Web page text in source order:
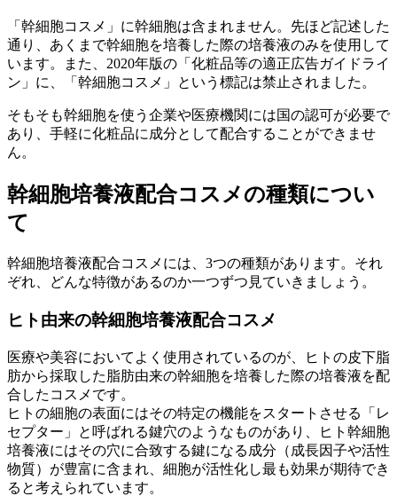
「幹細胞コスメ」に幹細胞は含まれません。先ほど記述した
通り、あくまで幹細胞を培養した際の培養液のみを使用 して
います。また、2020年版の「化粧品等の適正広告ガイドライ
ン」に、「幹細胞コスメ」という標記は禁止されました。
そもそも幹細胞を使う企業や医療機関には国の認可が必要で
あり、手軽に化粧品に成分として配合することができませ
ん。
幹細胞培養液配合コスメの種類につい
て
幹細胞培養液配合コスメには、3つの種類があります。それ
ぞれ、どんな特徴があるのか一つずつ見ていきましょう。
ヒト由来の幹細胞培養液配合コスメ
医療や美容においてよく使用されているのが、ヒトの皮下脂
肪から採取した脂肪由来の幹細胞を培養した際の培養液を配
合したコスメです。
ヒトの細胞の表面にはその特定の機能をスタートさせる「レ
セプター」と呼ばれる鍵穴のようなものがあり、ヒト幹細胞
培養液にはその穴に合致する鍵になる成分（成長因子や活性
物質）が豊富に含まれ、 細胞が活性化し最も効果が期待でき
る と考えられています。